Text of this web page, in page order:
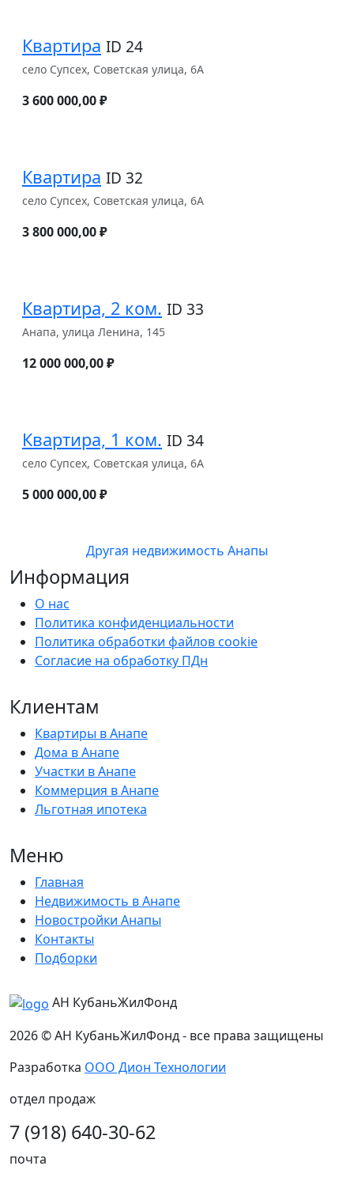
Квартира ID 24
село Супсех, Советская улица, 6А
3 600 000,00 ₽
Квартира ID 32
село Супсех, Советская улица, 6А
3 800 000,00 ₽
Квартира, 2 ком. ID 33
Анапа, улица Ленина, 145
12 000 000,00 ₽
Квартира, 1 ком. ID 34
село Супсех, Советская улица, 6А
5 000 000,00 ₽
Другая недвижимость Анапы
Информация
О нас
Политика конфиденциальности
Политика обработки файлов cookie
Согласие на обработку ПДн
Клиентам
Квартиры в Анапе
Дома в Анапе
Участки в Анапе
Коммерция в Анапе
Льготная ипотека
Меню
Главная
Недвижимость в Анапе
Новостройки Анапы
Контакты
Подборки
АН КубаньЖилФонд
2026 © АН КубаньЖилФонд - все права защищены
Разработка ООО Дион Технологии
отдел продаж
7 (918) 640-30-62
почта